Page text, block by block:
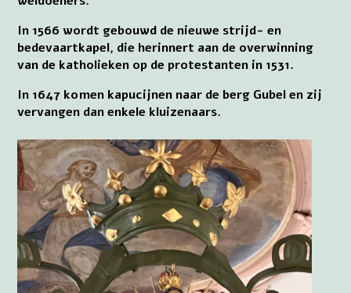
In 1566 wordt gebouwd de nieuwe strijd- en
bedevaartkapel, die herinnert aan de overwinning
van de katholieken op de protestanten in 1531.
In 1647 komen kapucijnen naar de berg Gubel en zij
vervangen dan enkele kluizenaars.